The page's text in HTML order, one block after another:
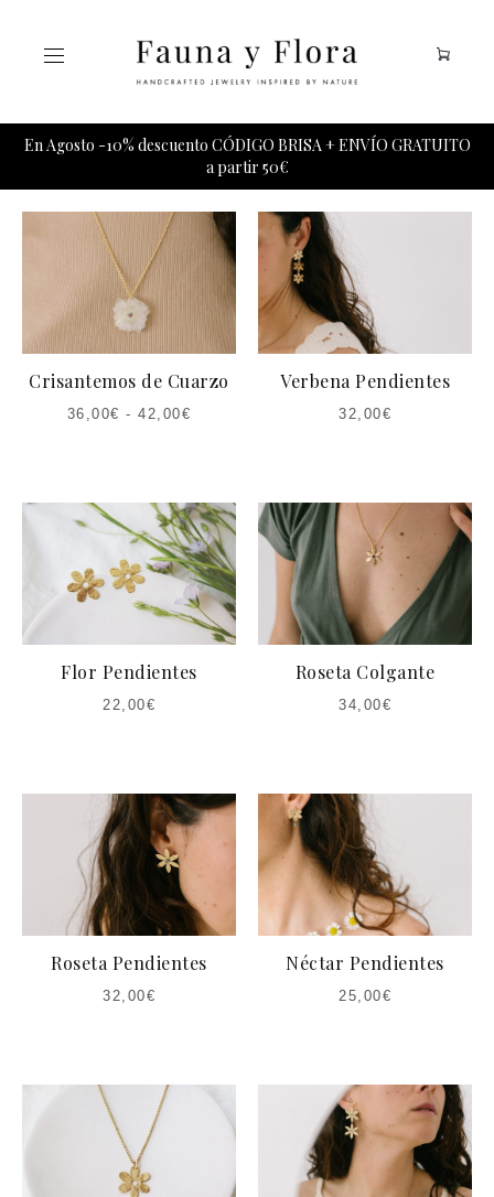
En Agosto -10% descuento CÓDIGO BRISA + ENVÍO GRATUITO
a partir 50€
Crisantemos de Cuarzo
36,00€ -42,00€
Verbena Pendientes
32,00€
Flor Pendientes
22,00€
Roseta Colgante
34,00€
Roseta Pendientes
32,00€
Néctar Pendientes
25,00€